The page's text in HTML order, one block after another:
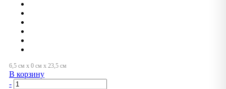
В корзину
-